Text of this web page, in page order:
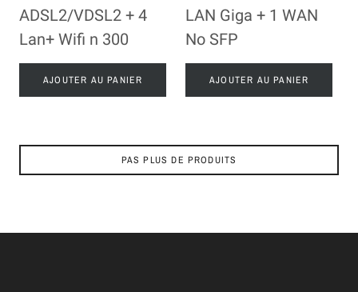
ADSL2/VDSL2 + 4
Lan+ Wifi n 300
AJOUTER AU PANIER
LAN Giga + 1 WAN
No SFP
AJOUTER AU PANIER
PAS PLUS DE PRODUITS